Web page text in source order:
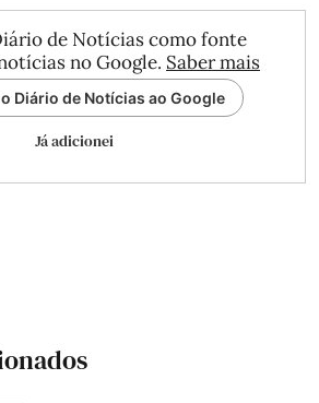
de Notícias como fonte
no Google. Saber mais
Diário de Notícias ao Google
Já adicionei